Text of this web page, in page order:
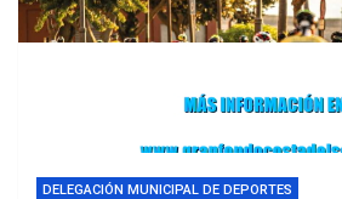
DELEGACIÓN MUNICIPAL DE DEPORTES